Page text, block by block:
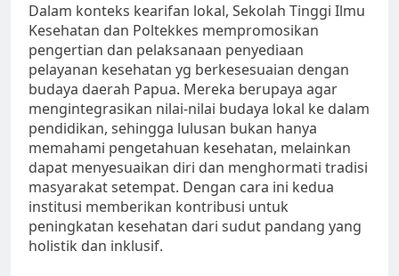
Dalam konteks kearifan lokal, Sekolah Tinggi Ilmu
Kesehatan dan Poltekkes mempromosikan
pengertian dan pelaksanaan penyediaan
pelayanan kesehatan yg berkesesuaian dengan
budaya daerah Papua. Mereka berupaya agar
mengintegrasikan nilai-nilai budaya lokal ke dalam
pendidikan, sehingga lulusan bukan hanya
memahami pengetahuan kesehatan, melainkan
dapat menyesuaikan diri dan menghormati tradisi
masyarakat setempat. Dengan cara ini kedua
institusi memberikan kontribusi untuk
peningkatan kesehatan dari sudut pandang yang
holistik dan inklusif.